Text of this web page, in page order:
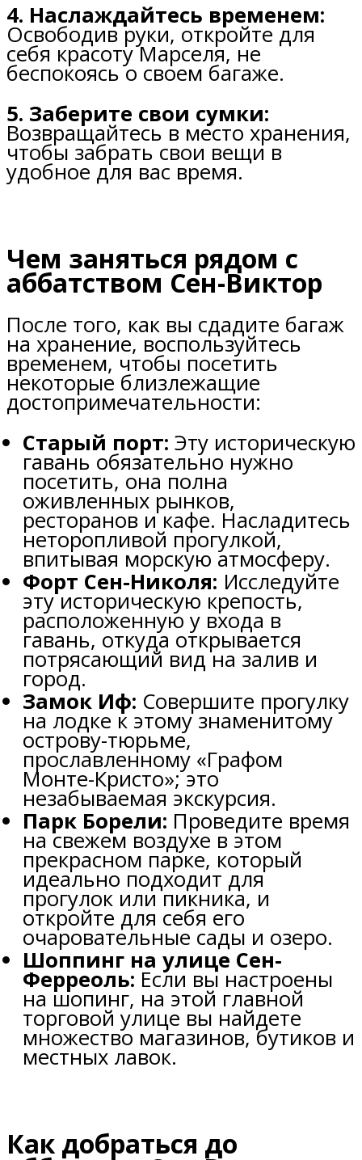
4. Наслаждайтесь временем:
Освободив руки, откройте для
себя красоту Марселя, не
беспокоясь о своем багаже.
5. Заберите свои сумки:
Возвращайтесь в место хранения,
чтобы забрать свои вещи в
удобное для вас время.
Чем заняться рядом с
аббатством Сен-Виктор
После того, как вы сдадите багаж
на хранение, воспользуйтесь
временем, чтобы посетить
некоторые близлежащие
достопримечательности:
Старый порт: Эту историческую
гавань обязательно нужно
посетить, она полна
оживленных рынков,
ресторанов и кафе. Насладитесь
неторопливой прогулкой,
впитывая морскую атмосферу.
Форт Сен-Николя: Исследуйте
эту историческую крепость,
расположенную у входа в
гавань, откуда открывается
потрясающий вид на залив и
город.
Замок Иф: Совершите прогулку
на лодке к этому знаменитому
острову-тюрьме,
прославленному «Графом
Монте-Кристо»; это
незабываемая экскурсия.
Парк Борели: Проведите время
на свежем воздухе в этом
прекрасном парке, который
идеально подходит для
прогулок или пикника, и
откройте для себя его
очаровательные сады и озеро.
Шоппинг на улице Сен-
Ферреоль: Если вы настроены
на шопинг, на этой главной
торговой улице вы найдете
множество магазинов, бутиков и
местных лавок.
Как добраться до